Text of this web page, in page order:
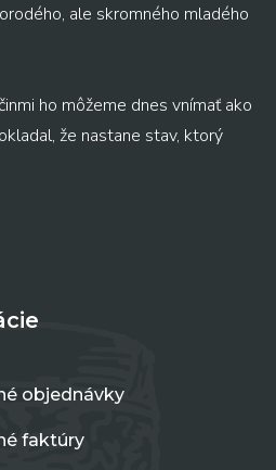
ale skromného mladého
ho môžeme dnes vnímať ako
že nastane stav, ktorý
objednávky
faktúry